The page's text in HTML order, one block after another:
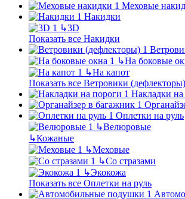
Меховые
Накидки
↳3D
Показать все Накидки
↳На боковые
↳На капот
Показать все Ветровики (дефлекторы)
Накладки на
Оплетки на руль
↳Велюровые
↳Кожаные
↳Меховые
↳Со стразами
↳Экокожа
Показать все Оплетки на руль